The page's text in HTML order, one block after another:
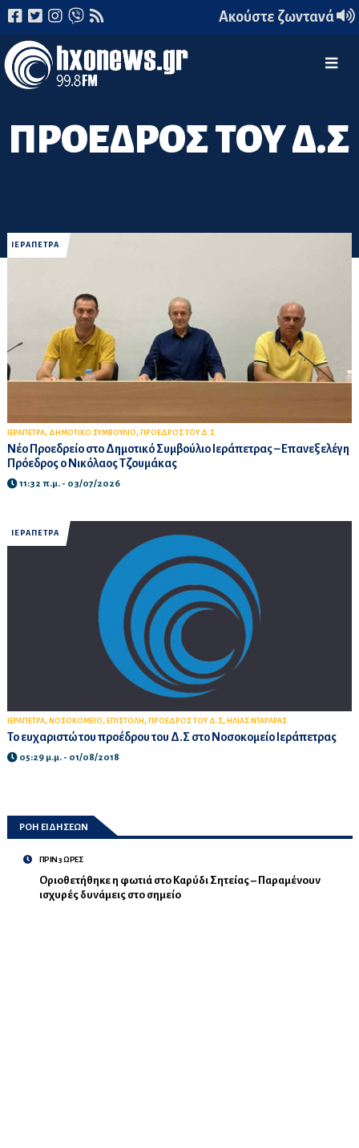
Ακούστε ζωντανά
ΠΡΟΕΔΡΟΣ ΤΟΥ Δ.Σ
ΙΕΡΑΠΕΤΡΑ
ΙΕΡΑΠΕΤΡΑ, ΔΗΜΟΤΙΚΟ ΣΥΜΒΟΥΛΙΟ, ΠΡΟΕΔΡΟΣ ΤΟΥ Δ.Σ
Νέο Προεδρείο στο Δημοτικό Συμβούλιο Ιεράπετρας – Επανεξελέγη
Πρόεδρος ο Νικόλαος Τζουμάκας
11:32 π.μ. - 03/07/2026
ΙΕΡΑΠΕΤΡΑ
ΙΕΡΑΠΕΤΡΑ, ΝΟΣΟΚΟΜΕΙΟ, ΕΠΙΣΤΟΛΗ , ΠΡΟΕΔΡΟΣ ΤΟΥ Δ.Σ, ΗΛΙΑΣ ΝΤΑΡΑΡΑΣ
Το ευχαριστώ του προέδρου του Δ.Σ στο Νοσοκομείο Ιεράπετρας
05:29 μ.μ. - 01/08/2018
ΡΟΗ ΕΙΔΗΣΕΩΝ
ΠΡΙΝ 3 ΩΡΕΣ
Οριοθετήθηκε η φωτιά στο Καρύδι Σητείας – Παραμένουν
ισχυρές δυνάμεις στο σημείο